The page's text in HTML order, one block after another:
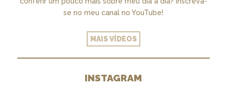
se no meu canal no YouTube!
MAIS VÍDEOS
INSTAGRAM